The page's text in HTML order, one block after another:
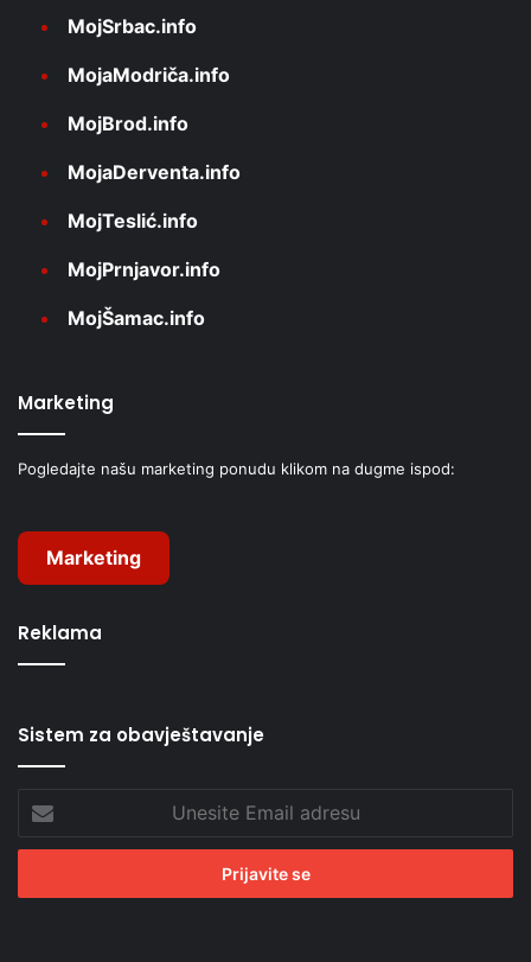
MojSrbac.info
MojaModriča.info
MojBrod.info
MojaDerventa.info
MojTeslić.info
MojPrnjavor.info
MojŠamac.info
Marketing
Pogledajte našu marketing ponudu klikom na dugme ispod:
Marketing
Reklama
Sistem za obavještavanje
Email
adresu